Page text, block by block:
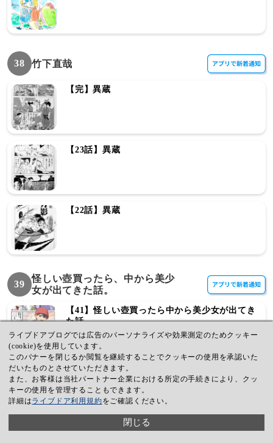
38 竹下直哉
【完】異蔵
【23話】異蔵
【22話】異蔵
39
怪しい壺買ったら、中から美少
女が出てきた話。
【41】怪しい壺買ったら中から美少女が出てき
た話
【40】怪しい壺買ったら中から美少女が出てき
た話
【39】怪しい壺買ったら中から美少女が出てき
ライブドアブログでは広告のパーソナライズや効果測定のためクッキー
(cookie)を使用しています。
このバナーを閉じるか閲覧を継続することでクッキーの使用を承認いた
だいたものとさせていただきます。
また、お客様は当社パートナー企業における所定の手続きにより、クッ
キーの使用を管理することもできます。
詳細はライブドア利用規約をご確認ください。
閉じる